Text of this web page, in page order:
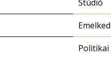
Stúdió
Politikai